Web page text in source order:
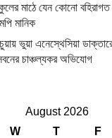
মাঠে যেন কোনো
মানিক
ভুয়া এনেস্থেসিয়া
চাঞ্চল্যকর অভিযোগ
August 2026
W T F